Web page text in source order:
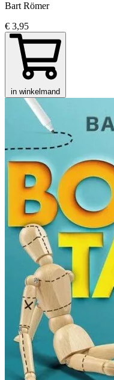
Bart Römer
€ 3,95
in winkelmand